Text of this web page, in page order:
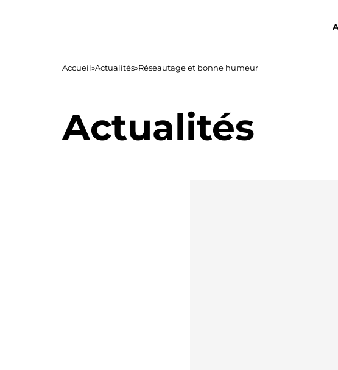
Accueil»Actualités»Réseautage et bonne humeur
Actualités